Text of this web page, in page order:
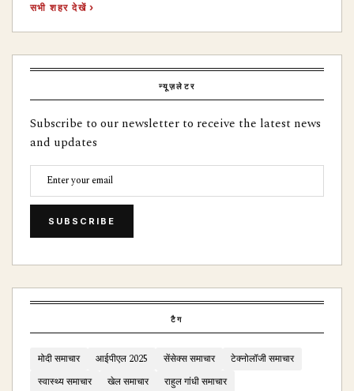
सभी शहर देखें ›
न्यूज़लेटर
Subscribe to our newsletter to receive the latest news
and updates
SUBSCRIBE
टैग
मोदी समाचार आईपीएल 2025 सेंसेक्स समाचार
टेक्नोलॉजी समाचार
स्वास्थ्य समाचार
खेल समाचार राहुल गांधी समाचार